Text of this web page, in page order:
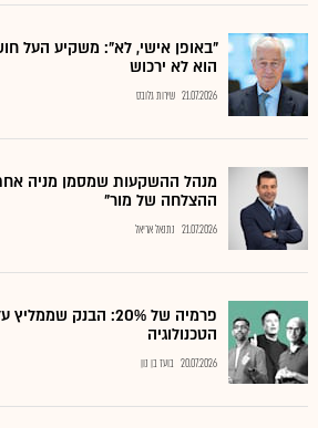
"באופן אישי, לא": משקיע העל
הוא לא ירכוש
21.07.2026 שירות גלובס
מנהל ההשקעות שמסמן מניה
ההצלחה של מור"
21.07.2026 נתנאל אריאל
פרמיה של 20%: הבנק
הטכנולוגיה
20.07.2026 בועז בן נון